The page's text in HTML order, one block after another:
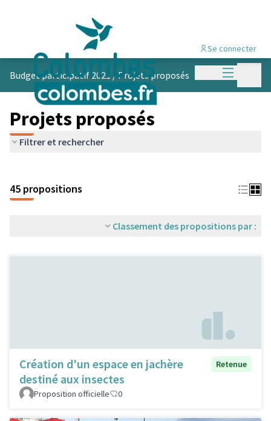
Menu
Se connecter
Budget participatif 2021 /Projets proposés
Projets proposés
Filtrer et rechercher
45 propositions
Classement des propositions par :
Création d'un espace en jachère
destiné aux insectes
Retenue
Proposition officielle 0